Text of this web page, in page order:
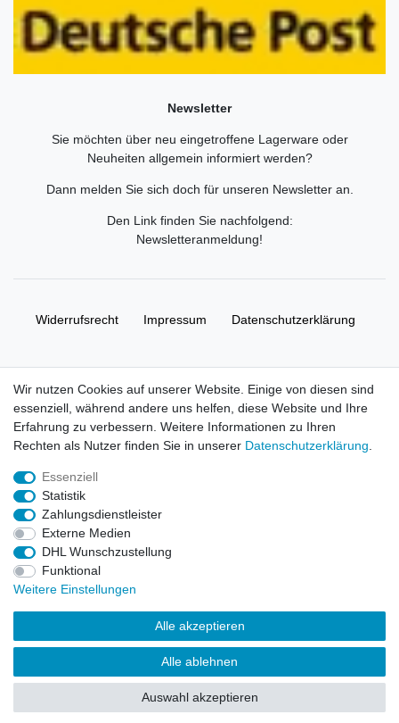
Newsletter
Sie möchten über neu eingetroffene Lagerware oder
Neuheiten allgemein informiert werden?
Dann melden Sie sich doch für unseren Newsletter an.
Den Link finden Sie nachfolgend:
Newsletteranmeldung!
Widerrufs­recht Impressum Daten­schutz­erklärung
© Copyright 2026 | Alle Rechte vorbehalten. HL-
Handelsgesellschaft mbH.
Alle Markennamen, Warenzeichen sowie sämtliche Produktbilder
und Beschreibungen sind Eigentum Ihrer rechtmäßigen
Eigentümer und dienen hier nur der Beschreibung.
Preise nur für registrierte Händler, ansonsten zeigt der Shop 0,00
€
LEGO, das LEGO Logo, die Minifigur, DUPLO, LEGENDS OF
CHIMA, NINJAGO, BIONICLE, MINDSTORMS und MIXELS sind
urheberrechtlich geschützte Markenzeichen der LEGO Gruppe.
Wir nutzen Cookies auf unserer Website. Einige von diesen sind
essenziell, während andere uns helfen, diese Website und Ihre
Erfahrung zu verbessern. Weitere Informationen zu Ihren
Rechten als Nutzer finden Sie in unserer Daten­schutz­erklärung
Essenziell
Statistik
Zahlungsdienstleister
Externe Medien
DHL Wunschzustellung
Funktional
Weitere Einstellungen
Alle akzeptieren
Alle ablehnen
Auswahl akzeptieren